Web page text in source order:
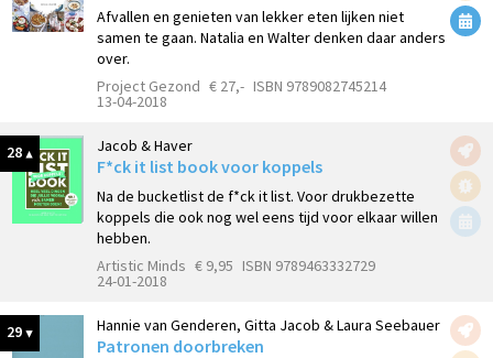
Afvallen en genieten van lekker eten lijken niet
samen te gaan. Natalia en Walter denken daar anders
over.
Project Gezond € 27,- ISBN 9789082745214
13-04-2018
28 Jacob & Haver
F*ck it list book voor koppels
Na de bucketlist de f*ck it list. Voor drukbezette
koppels die ook nog wel eens tijd voor elkaar willen
hebben.
Artistic Minds € 9,95 ISBN 9789463332729
24-01-2018
29 Hannie van Genderen, Gitta Jacob & Laura Seebauer
Patronen doorbreken